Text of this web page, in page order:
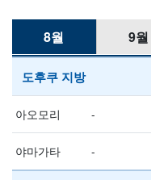
8월 9월
도후쿠 지방
아오모리 -
야마가타 -